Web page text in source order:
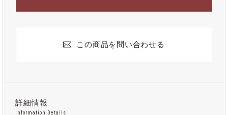
この商品を問い合わせる
詳細情報
Information Details